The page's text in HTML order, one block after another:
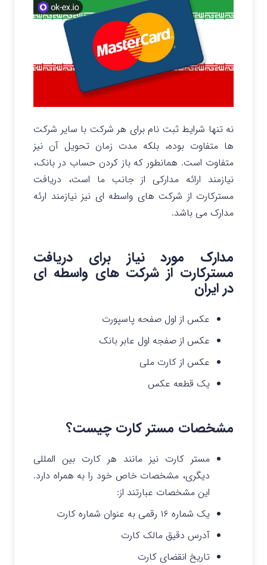
نه تنها شرایط ثبت نام برای هر شرکت با سایر شرکت
ها متفاوت بوده، بلکه مدت زمان تحویل آن نیز
متفاوت است. همانطور که باز کردن حساب در بانک،
نیازمند ارائه مدارکی از جانب ما است، دریافت
مسترکارت از شرکت های واسطه ای نیز نیازمند ارئه
مدارک می باشد.
مدارک مورد نیاز برای دریافت
مسترکارت از شرکت های واسطه ای
در ایران
عکس از اول صفحه پاسپورت
عکس از صفجه اول عابر بانک
عکس از کارت ملی
یک قطعه عکس
مشخصات مستر کارت چیست؟
مستر کارت نیز مانند هر کارت بین المللی
دیگری، مشخصات خاص خود را به همراه دارد.
این مشخصات عبارتند از:
یک شماره ۱۶ رقمی به عنوان شماره کارت
آدرس دقیق مالک کارت
تاریخ انقضای کارت